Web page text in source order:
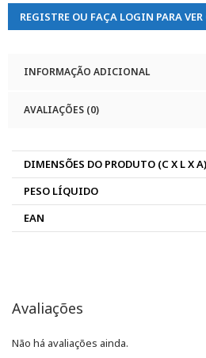
REGISTRE OU FAÇA LOGIN PARA VER
INFORMAÇÃO ADICIONAL
AVALIAÇÕES (0)
DIMENSÕES DO PRODUTO (C X L X A)
PESO LÍQUIDO
EAN
Avaliações
Não há avaliações ainda.